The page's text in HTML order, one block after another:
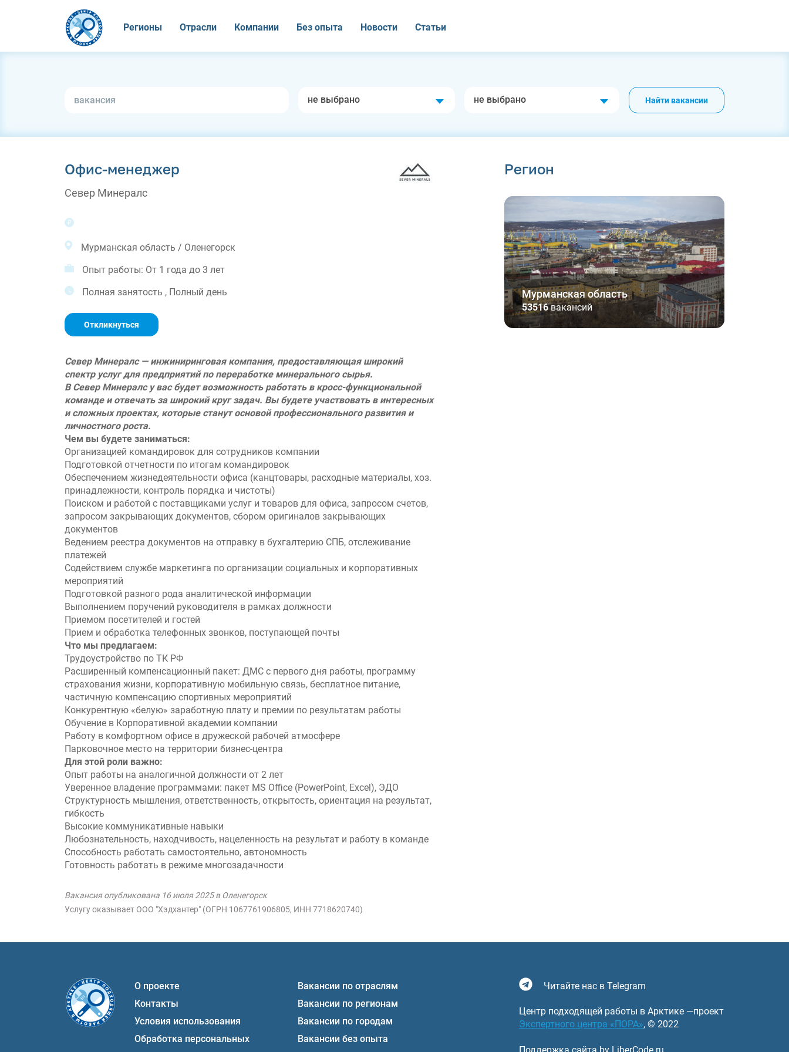
Регионы Отрасли Компании Без опыта Новости Статьи
не выбрано не выбрано Найти вакансии
Офис-менеджер
Север Минералс
Мурманская область / Оленегорск
Опыт работы: От 1 года до 3 лет
Полная занятость , Полный день
Откликнуться
Север Минералс — инжиниринговая компания, предоставляющая широкий
спектр услуг для предприятий по переработке минерального сырья.
В Север Минералс у вас будет возможность работать в кросс-функциональной
команде и отвечать за широкий круг задач. Вы будете участвовать в интересных
и сложных проектах, которые станут основой профессионального развития и
личностного роста.
Чем вы будете заниматься:
Организацией командировок для сотрудников компании
Подготовкой отчетности по итогам командировок
Обеспечением жизнедеятельности офиса (канцтовары‚ расходные материалы‚ хоз.
принадлежности‚ контроль порядка и чистоты)
Поиском и работой с поставщиками услуг и товаров для офиса, запросом счетов,
запросом закрывающих документов, сбором оригиналов закрывающих
документов
Ведением реестра документов на отправку в бухгалтерию СПБ, отслеживание
платежей
Содействием службе маркетинга по организации социальных и корпоративных
мероприятий
Подготовкой разного рода аналитической информации
Выполнением поручений руководителя в рамках должности
Приемом посетителей и гостей
Прием и обработка телефонных звонков, поступающей почты
Что мы предлагаем:
Трудоустройство по ТК РФ
Расширенный компенсационный пакет: ДМС c первого дня работы, программу
страхования жизни, корпоративную мобильную связь, бесплатное питание,
частичную компенсацию спортивных мероприятий
Конкурентную «белую» заработную плату и премии по результатам работы
Обучение в Корпоративной академии компании
Работу в комфортном офисе в дружеской рабочей атмосфере
Парковочное место на территории бизнес-центра
Для этой роли важно:
Опыт работы на аналогичной должности от 2 лет
Уверенное владение программами: пакет MS Office (PowerPoint, Excel), ЭДО
Структурность мышления, ответственность, открытость, ориентация на результат,
гибкость
Высокие коммуникативные навыки
Любознательность, находчивость, нацеленность на результат и работу в команде
Способность работать самостоятельно, автономность
Готовность работать в режиме многозадачности
Вакансия опубликована 16 июля 2025 в Оленегорск
Услугу оказывает ООО "Хэдхантер" (ОГРН 1067761906805, ИНН 7718620740)
Регион
Мурманская область
53516вакансий
О проекте
Контакты
Условия использования
Обработка персональных
Вакансии по отраслям
Вакансии по регионам
Вакансии по городам
Вакансии без опыта
Читайте нас в Telegram
Центр подходящей работы в Арктике —проект
Экспертного центра «ПОРА», © 2022